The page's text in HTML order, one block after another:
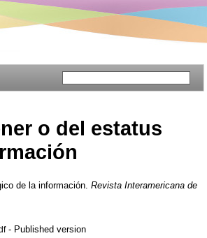
o del estatus
de la información. Revista Interamericana de
- Published version